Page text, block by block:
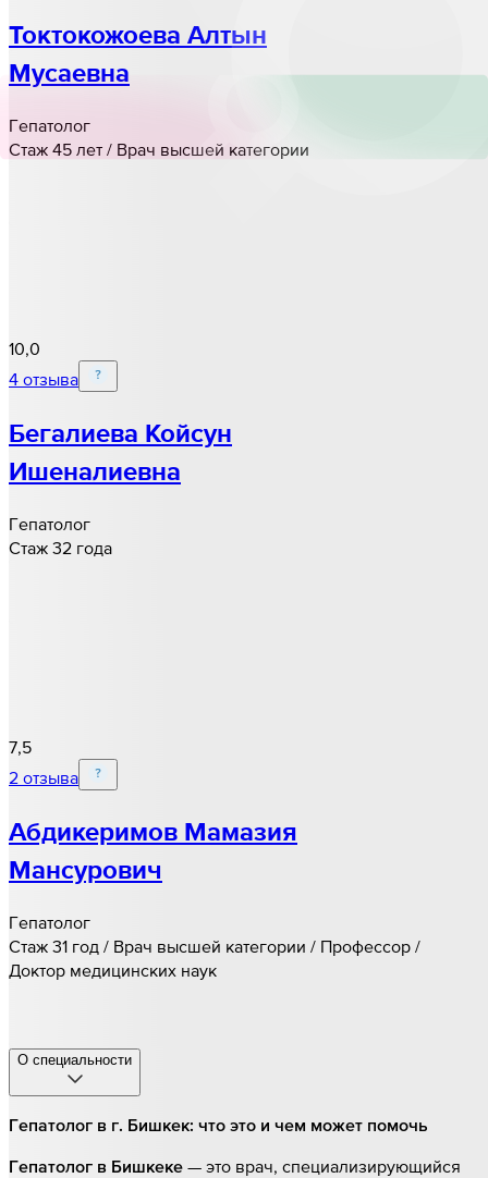
Токтокожоева Алтын
Мусаевна
Гепатолог
Стаж 45 лет / Врач высшей категории
10,0
4 отзыва
Бегалиева Койсун
Ишеналиевна
Гепатолог
Стаж 32 года
7,5
2 отзыва
Абдикеримов Мамазия
Мансурович
Гепатолог
Стаж 31 год / Врач высшей категории / Профессор /
Доктор медицинских наук
О специальности
Гепатолог в г. Бишкек: что это и чем может помочь
Гепатолог в Бишкеке — это врач, специализирующийся